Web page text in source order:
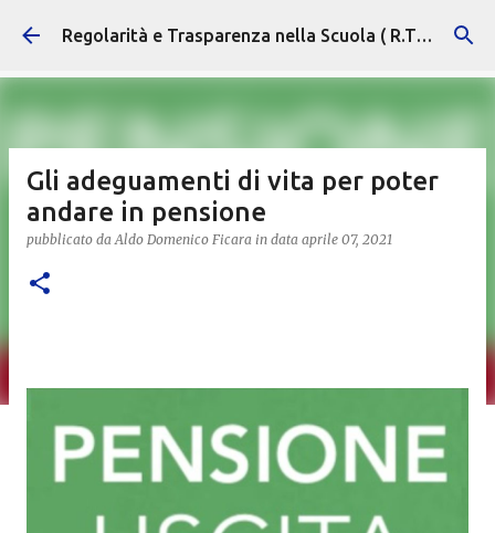
Passa ai contenuti principali Regolarità e Trasparenza nella Scuola ( R.T.S. )
Gli adeguamenti di vita per poter
andare in pensione
pubblicato daAldo Domenico Ficara in data aprile 07, 2021